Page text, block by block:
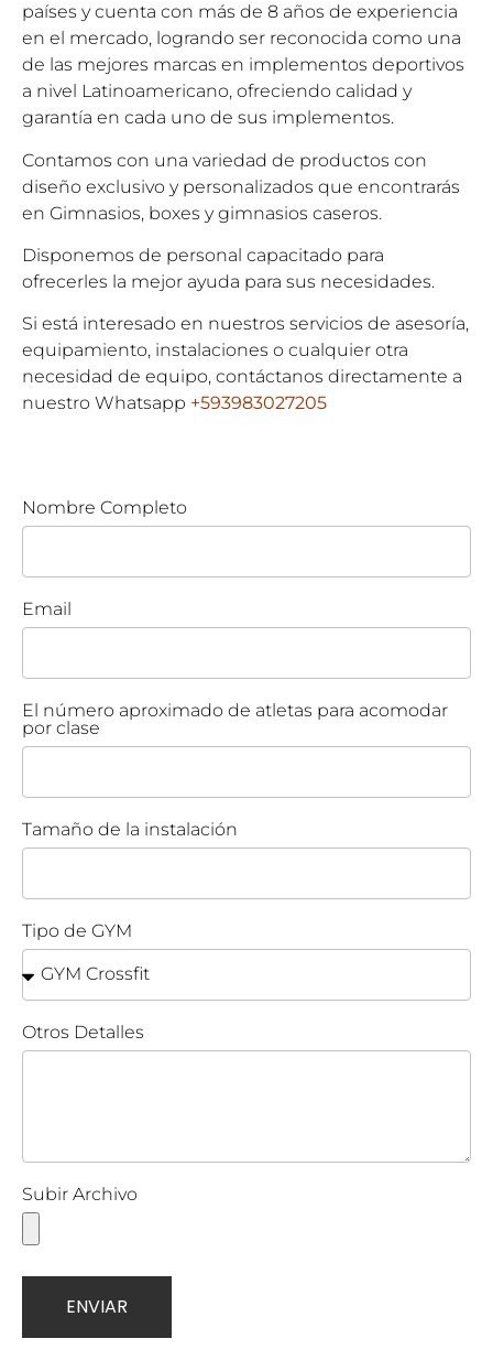
países y cuenta con más de 8 años de experiencia
en el mercado, logrando ser reconocida como una
de las mejores marcas en implementos deportivos
a nivel Latinoamericano, ofreciendo calidad y
garantía en cada uno de sus implementos.
Contamos con una variedad de productos con
diseño exclusivo y personalizados que encontrarás
en Gimnasios, boxes y gimnasios caseros.
Disponemos de personal capacitado para
ofrecerles la mejor ayuda para sus necesidades.
Si está interesado en nuestros servicios de asesoría,
equipamiento, instalaciones o cualquier otra
necesidad de equipo, contáctanos directamente a
nuestro Whatsapp +593983027205
Nombre Completo
Email
El número aproximado de atletas para acomodar
por clase
Tamaño de la instalación
Tipo de GYM
Otros Detalles
Subir Archivo
ENVIAR